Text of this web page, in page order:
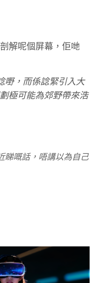
解呢個屏幕，佢哋
嘢，而係諗緊引入大
極可能為郊野帶來浩
睇嘅話，唔講以為自己